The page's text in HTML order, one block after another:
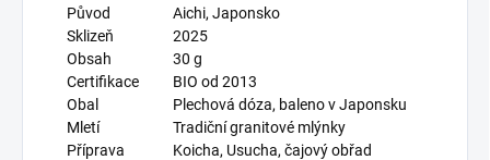
Původ
Aichi, Japonsko
Sklizeň
2025
Obsah
30 g
Certifikace
BIO od 2013
Obal
Plechová dóza, baleno v Japonsku
Mletí
Tradiční granitové mlýnky
Příprava
Koicha, Usucha, čajový obřad